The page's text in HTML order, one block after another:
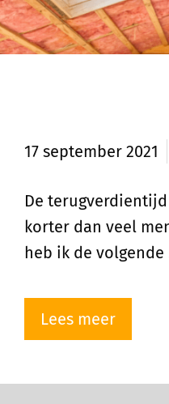
17 september 2021
De
korter dan veel
heb ik de
Lees meer